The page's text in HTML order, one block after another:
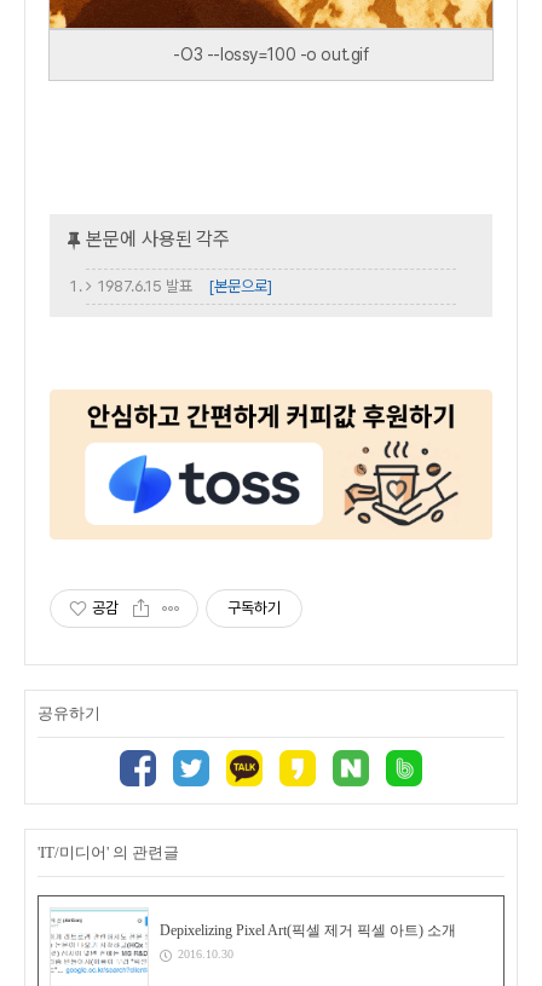
-O3 --lossy=100 -o out.gif
1987.6.15 발표 [본문으로]
공감 구독하기
공유하기
'IT/미디어' 의 관련글
Depixelizing Pixel Art(픽셀 제거 픽셀 아트) 소개
2016.10.30